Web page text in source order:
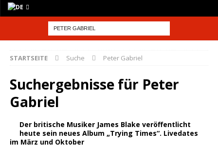
STARTSEITE Suche Peter Gabriel
Suchergebnisse für Peter
Gabriel
Der britische Musiker James Blake veröffentlicht
heute sein neues Album „Trying Times“. Livedates
im März und Oktober